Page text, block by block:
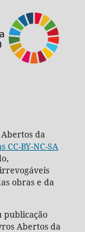
da
CC-BY-NC-SA
obras e da
publicação
Abertos da